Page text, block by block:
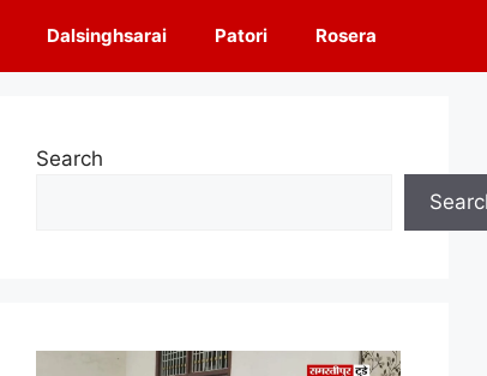
Dalsinghsarai Patori Rosera
Search